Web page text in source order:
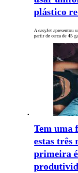
plástico
A easyJet apresentou
partir de cerca de 45
Tem uma
estas três
primeira